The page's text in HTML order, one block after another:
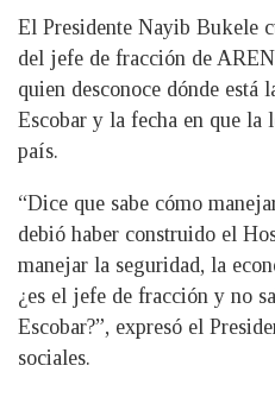
El Presidente Nayib Bukele
del jefe de fracción de
quien desconoce dónde está
Escobar y la fecha en que la
país.
“Dice que sabe cómo
debió haber construido el
manejar la seguridad, la
¿es el jefe de fracción y no
Escobar?”, expresó el
sociales.